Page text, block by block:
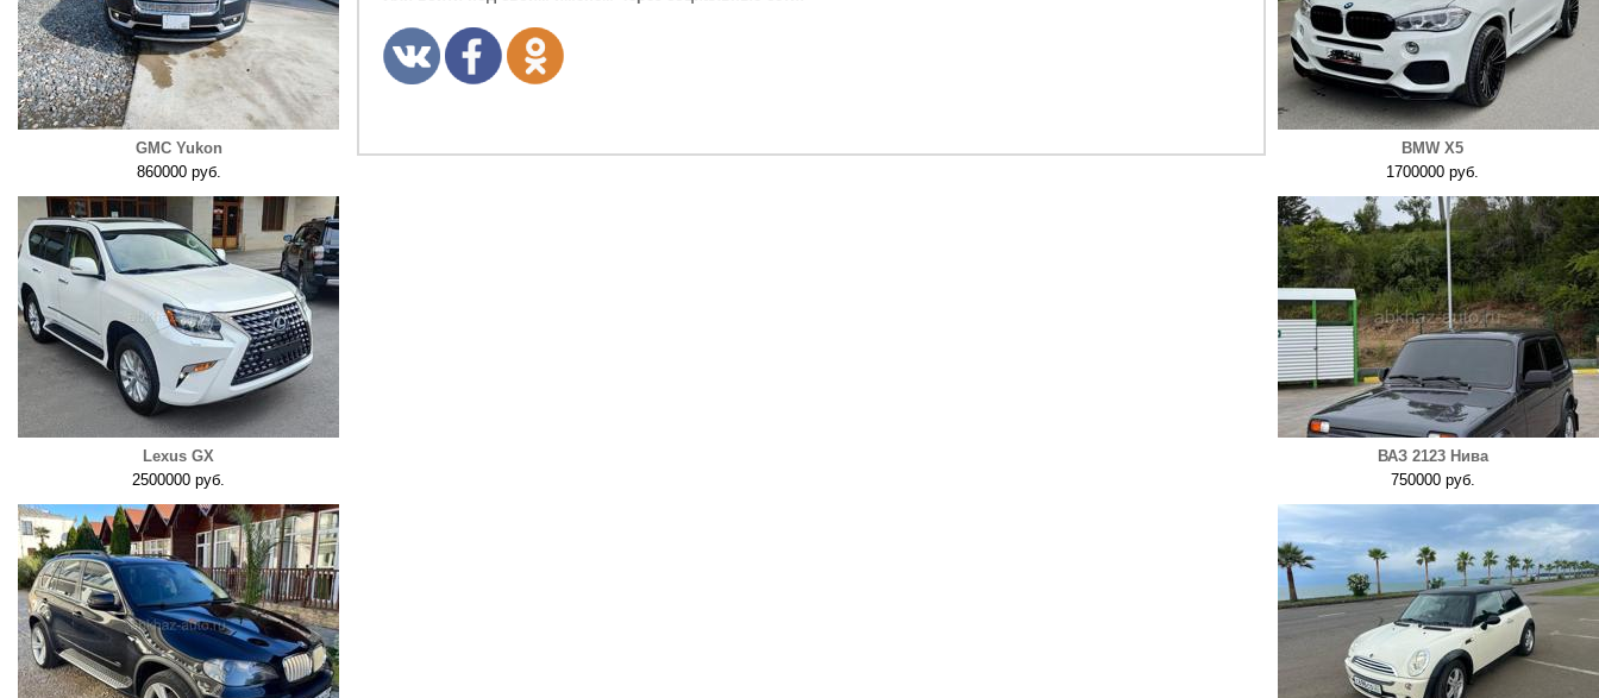
GMC Yukon
860000 руб.
Lexus GX
2500000 руб.
BMW X5
1700000 руб.
ВАЗ 2123 Нива
750000 руб.